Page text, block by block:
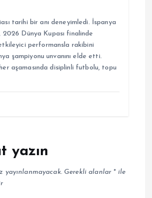
tarihi bir anı deneyimledi. İspanya
2026 Dünya Kupası finalinde
performansla rakibini
şampiyonu unvanını elde etti.
her aşamasında disiplinli futbolu, topu
yazın
yayınlanmayacak. Gerekli alanlar *ile